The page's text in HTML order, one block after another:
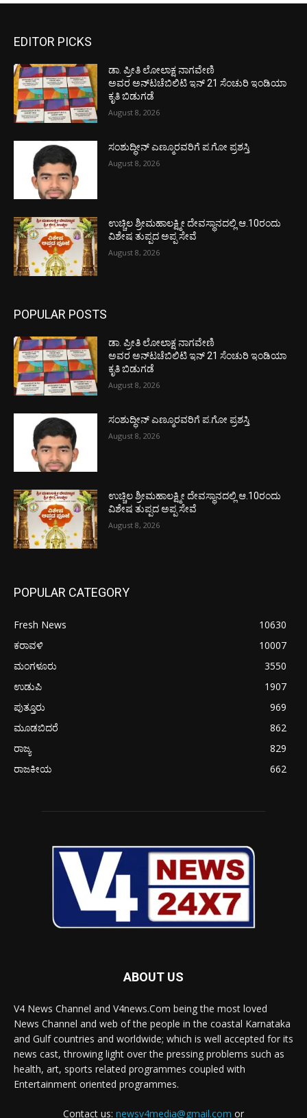
EDITOR PICKS
ಡಾ. ಪ್ರೀತಿ ಲೋಲಾಕ್ಷ ನಾಗವೇಣಿ
ಅವರ ಅನ್‌ಟಚೆಬಿಲಿಟಿ ಇನ್ 21 ಸೆಂಚುರಿ ಇಂಡಿಯಾ
ಕೃತಿ ಬಿಡುಗಡೆ
August 8, 2026
ಸಂಶುದ್ಧೀನ್ ಎಣ್ಮೂರವರಿಗೆ ಪ.ಗೋ ಪ್ರಶಸ್ತಿ
August 8, 2026
ಉಚ್ಚಿಲ ಶ್ರೀಮಹಾಲಕ್ಷ್ಮೀ ದೇವಸ್ಥಾನದಲ್ಲಿ ಆ.10ರಂದು
ವಿಶೇಷ ತುಪ್ಪದ ಅಪ್ಪ ಸೇವೆ
August 8, 2026
POPULAR POSTS
ಡಾ. ಪ್ರೀತಿ ಲೋಲಾಕ್ಷ ನಾಗವೇಣಿ
ಅವರ ಅನ್‌ಟಚೆಬಿಲಿಟಿ ಇನ್ 21 ಸೆಂಚುರಿ ಇಂಡಿಯಾ
ಕೃತಿ ಬಿಡುಗಡೆ
August 8, 2026
ಸಂಶುದ್ಧೀನ್ ಎಣ್ಮೂರವರಿಗೆ ಪ.ಗೋ ಪ್ರಶಸ್ತಿ
August 8, 2026
ಉಚ್ಚಿಲ ಶ್ರೀಮಹಾಲಕ್ಷ್ಮೀ ದೇವಸ್ಥಾನದಲ್ಲಿ ಆ.10ರಂದು
ವಿಶೇಷ ತುಪ್ಪದ ಅಪ್ಪ ಸೇವೆ
August 8, 2026
POPULAR CATEGORY
Fresh News
10630
ಕರಾವಳಿ
10007
ಮಂಗಳೂರು
3550
ಉಡುಪಿ
1907
ಪುತ್ತೂರು
969
ಮೂಡಬಿದರೆ
862
ರಾಜ್ಯ
829
ರಾಜಕೀಯ
662
ABOUT US
V4 News Channel and V4news.Com being the most loved
News Channel and web of the people in the coastal Karnataka
and Gulf countries and worldwide; which is well accepted for its
news cast, throwing light over the pressing problems such as
health, art, sports related programmes coupled with
Entertainment oriented programmes.
Contact us: newsv4media@gmail.com or